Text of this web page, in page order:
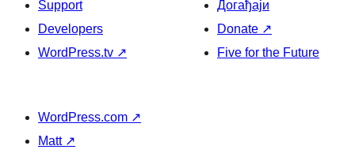
Support
Developers
WordPress.tv ↗
Догађаји
Donate ↗
Five for the Future
WordPress.com ↗
Matt ↗